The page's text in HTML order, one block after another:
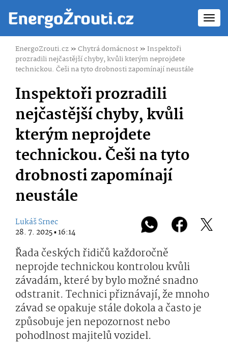
EnergoZrouti.cz»Chytrá domácnost» Inspektoři
prozradili nejčastější chyby, kvůli kterým neprojdete
technickou. Češi na tyto drobnosti zapomínají neustále
Inspektoři prozradili
nejčastější chyby, kvůli
kterým neprojdete
technickou. Češi na tyto
drobnosti zapomínají
neustále
Lukáš Srnec
28. 7. 2025 ▪ 16:14
Řada českých řidičů každoročně
neprojde technickou kontrolou kvůli
závadám, které by bylo možné snadno
odstranit. Technici přiznávají, že mnoho
závad se opakuje stále dokola a často je
způsobuje jen nepozornost nebo
pohodlnost majitelů vozidel.